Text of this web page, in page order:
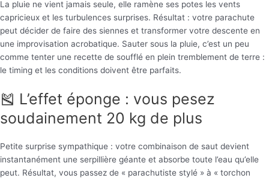
La pluie ne vient jamais seule, elle ramène ses potes les vents
capricieux et les turbulences surprises. Résultat : votre parachute
peut décider de faire des siennes et transformer votre descente en
une improvisation acrobatique. Sauter sous la pluie, c’est un peu
comme tenter une recette de soufflé en plein tremblement de terre :
le timing et les conditions doivent être parfaits.
🎽 L’effet éponge : vous pesez
soudainement 20 kg de plus
Petite surprise sympathique : votre combinaison de saut devient
instantanément une serpillière géante et absorbe toute l’eau qu’elle
peut. Résultat, vous passez de « parachutiste stylé » à « torchon